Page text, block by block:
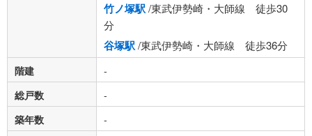
竹ノ塚駅/東武伊勢崎・大師線 徒歩30
分
谷塚駅/東武伊勢崎・大師線 徒歩36分
階建
-
総戸数
-
築年数
-